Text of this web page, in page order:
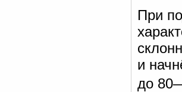
При
и
до